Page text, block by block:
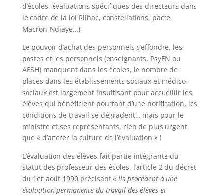
d’écoles, évaluations spécifiques des directeurs dans
le cadre de la loi Rilhac, constellations, pacte
Macron-Ndiaye…)
Le pouvoir d’achat des personnels s’effondre, les
postes et les personnels (enseignants, PsyEN ou
AESH) manquent dans les écoles, le nombre de
places dans les établissements sociaux et médico-
sociaux est largement insuffisant pour accueillir les
élèves qui bénéficient pourtant d’une notification, les
conditions de travail se dégradent… mais pour le
ministre et ses représentants, rien de plus urgent
que « d’ancrer la culture de l’évaluation » !
L’évaluation des élèves fait partie intégrante du
statut des professeur des écoles, l’article 2 du décret
du 1er août 1990 précisant «ils procèdent à une
évaluation permanente du travail des élèves et